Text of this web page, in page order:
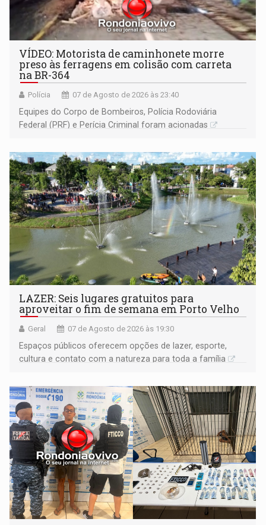
VÍDEO: Motorista de caminhonete morre
preso às ferragens em colisão com carreta
na BR-364
Polícia 07 de Agosto de 2026 às 23:40
Equipes do Corpo de Bombeiros, Polícia Rodoviária
Federal (PRF) e Perícia Criminal foram acionadas
LAZER: Seis lugares gratuitos para
aproveitar o fim de semana em Porto Velho
Geral 07 de Agosto de 2026 às 19:30
Espaços públicos oferecem opções de lazer, esporte,
cultura e contato com a natureza para toda a família